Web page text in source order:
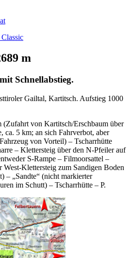
m
Schnellabstieg.
Gailtal, Kartitsch. Aufstieg 1000
(Zufahrt von Kartitsch/Erschbaum über
ca. 5 km; an sich Fahrverbot, aber
von Vorteil) – Tscharrhütte
– Klettersteig über den N-Pfeiler auf
S-Rampe – Filmoorsattel –
West-Klettersteig zum Sandigen Boden
– „Sandte“ (nicht markierter
im Schutt) – Tscharrhütte – P.